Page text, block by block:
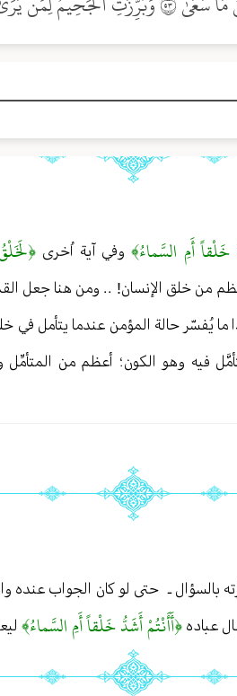
أَمِ السَّماءُ﴾ وفي آية اُخرى
من خلق الإنسان! . . ومن هنا جعل
ما يُفسّر حالة المؤمن عندما يتأمل
فيه وهو الكون ؛ أعظم من
بالسؤال ـ حتى لو كان الجواب عنده
عباده ﴿أَأَنْتُمْ أَشَدُّ خَلْقاً أَمِ السَّماءُ﴾